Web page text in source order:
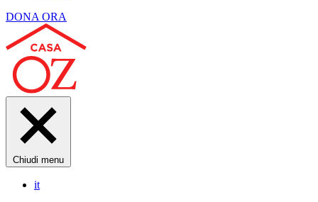
DONA ORA
Chiudi menu
it